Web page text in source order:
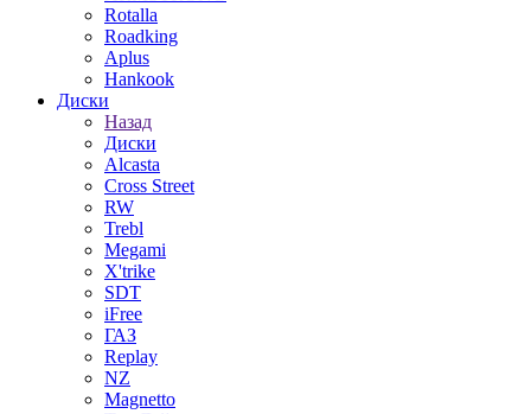
Rotalla
Roadking
Aplus
Hankook
Диски
Назад
Диски
Alcasta
Cross Street
RW
Trebl
Megami
X'trike
SDT
iFree
ГАЗ
Replay
NZ
Magnetto